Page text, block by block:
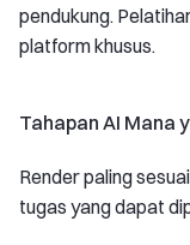
pendukung.
platform khusus.
Tahapan AI Mana
Render paling
tugas yang dapat